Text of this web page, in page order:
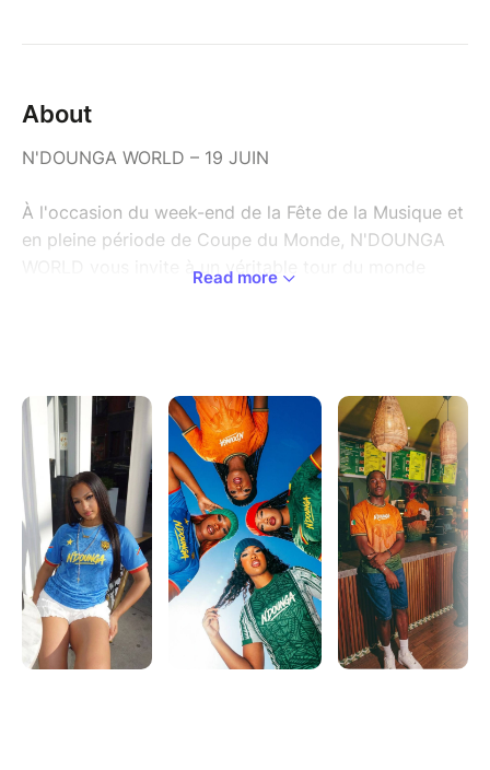
About
N'DOUNGA WORLD – 19 JUIN
À l'occasion du week-end de la Fête de la Musique et
en pleine période de Coupe du Monde, N'DOUNGA
WORLD vous invite à un véritable tour du monde
Okocha et DJ Kyllux, les DJs résidents de
N'DOUNGA, vous feront voyager entre Afro,
Caribbean, Urbain, Pop et bien d'autres univers
musicaux dans une ambiance festive et fédératrice.
Le dress code est simple : venez représenter votre
nation avec le maillot de votre équipe nationale. Pour
l'occasion, des maillots exclusifs N'DOUNGA aux
couleurs de plusieurs pays sont également
disponibles sur le Snapchat ndounga.events.
Read more